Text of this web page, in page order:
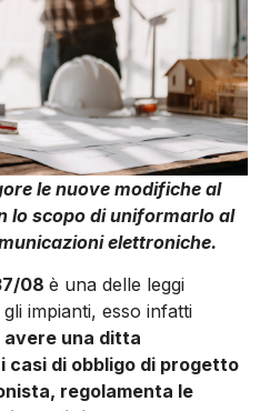
le nuove modifiche al
lo scopo di uniformarlo al
elettroniche.
08 è una delle leggi
impianti, esso infatti
una ditta
di obbligo di proget­to
regolamenta le